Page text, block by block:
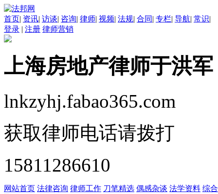
首页| 资讯| 访谈| 咨询| 律师| 视频| 法规| 合同 | 专栏| 导航| 常识|
登录 | 注册 律师营销
上海房地产律师于洪军
lnkzyhj.fabao365.com
获取律师电话请拨打
15811286610
网站首页 法律咨询 律师工作 刀笔精选 偶感杂谈 法学资料 综